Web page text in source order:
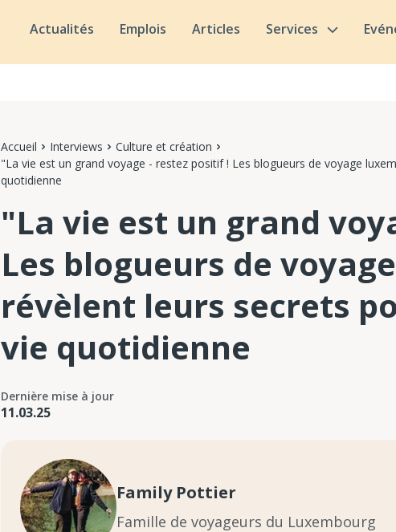
Actualités Emplois Articles Services
Accueil Interviews
Culture et création
"La vie est un grand voyage - restez positif ! Les blogueurs de voyage
quotidienne
"La vie est un grand
Les blogueurs de
révèlent leurs secrets
vie quotidienne
Dernière mise à jour
11.03.25
Family Pottier
Famille de voyageurs du Luxembourg